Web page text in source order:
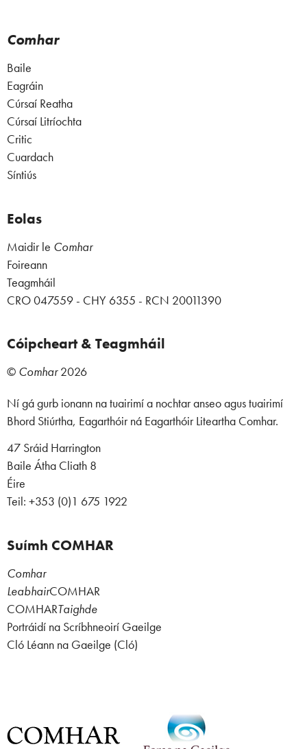
Comhar
Baile
Eagráin
Cúrsaí Reatha
Cúrsaí Litríochta
Critic
Cuardach
Síntiús
Eolas
Maidir le Comhar
Foireann
Teagmháil
CRO 047559 - CHY 6355 - RCN 20011390
Cóipcheart & Teagmháil
© Comhar2026
Ní gá gurb ionann na tuairimí a nochtar anseo agus tuairimí
Bhord Stiúrtha, Eagarthóir ná Eagarthóir Liteartha Comhar.
47 Sráid Harrington
Baile Átha Cliath 8
Éire
Teil: +353 (0)1 675 1922
Suímh COMHAR
Comhar
LeabhairCOMHAR
COMHARTaighde
Portráidí na Scríbhneoirí Gaeilge
Cló Léann na Gaeilge (Cló)